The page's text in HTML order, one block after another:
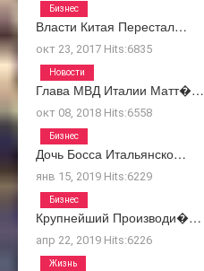
Власти Китая Перестал…
окт 23, 2017 Hits:6835
Бизнес
Глава МВД Италии Матт�…
окт 08, 2018 Hits:6558
Новости
Дочь Босса Итальянско…
янв 15, 2019 Hits:6229
Бизнес
Крупнейший Производи�…
апр 22, 2019 Hits:6226
Бизнес
Жизнь